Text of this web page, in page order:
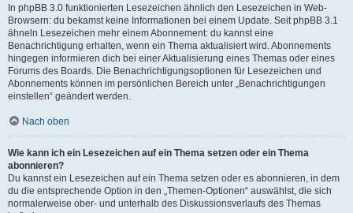
In phpBB 3.0 funktionierten Lesezeichen ähnlich den Lesezeichen in Web-
Browsern: du bekamst keine Informationen bei einem Update. Seit phpBB 3.1
ähneln Lesezeichen mehr einem Abonnement: du kannst eine
Benachrichtigung erhalten, wenn ein Thema aktualisiert wird. Abonnements
hingegen informieren dich bei einer Aktualisierung eines Themas oder eines
Forums des Boards. Die Benachrichtigungsoptionen für Lesezeichen und
Abonnements können im persönlichen Bereich unter „Benachrichtigungen
einstellen“ geändert werden.
Nach oben
Wie kann ich ein Lesezeichen auf ein Thema setzen oder ein Thema
abonnieren?
Du kannst ein Lesezeichen auf ein Thema setzen oder es abonnieren, in dem
du die entsprechende Option in den „Themen-Optionen“ auswählst, die sich
normalerweise ober- und unterhalb des Diskussionsverlaufs des Themas